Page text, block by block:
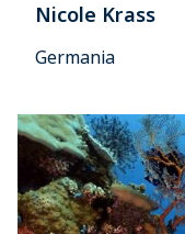
Nicole Krass
Germania